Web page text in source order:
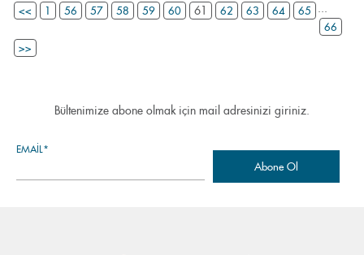
<< 1 ...
56 57 58 59 60 61 62 63 64
65
66
>>
Bültenimize abone olmak için mail adresinizi giriniz.
EMAIL*